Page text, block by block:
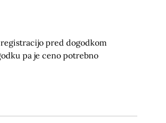
pred dogodkom
pa je ceno potrebno